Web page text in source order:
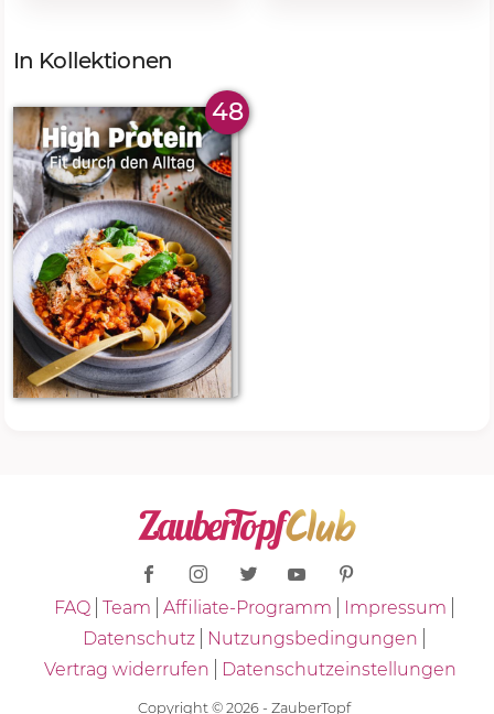
In Kollektionen
48
FAQ Team Affiliate-Programm
Impressum
Datenschutz
Nutzungsbedingungen
Vertrag widerrufen
Datenschutzeinstellungen
Copyright © 2026 - ZauberTopf